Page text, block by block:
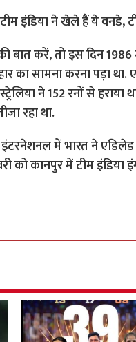
इंडिया ने खेले हैं ये वनडे,
बात करें, तो इस दिन
का सामना करना पड़ा
ने 152 रनों से हराया
रहा था.
में भारत ने एडिलेड
को कानपुर में टीम इंडिया